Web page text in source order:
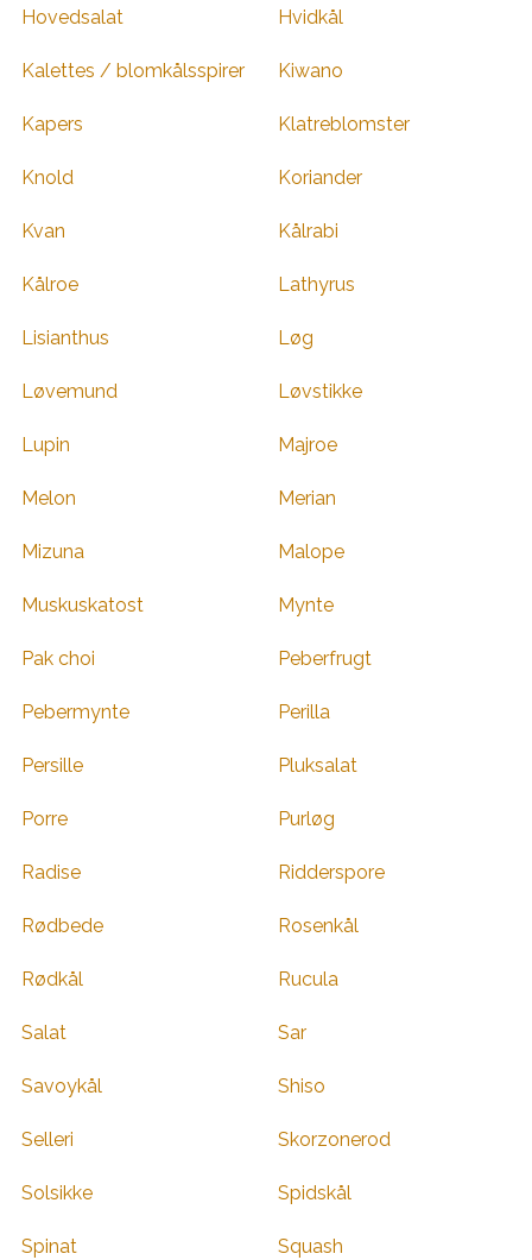
Hovedsalat Hvidkål
Kalettes / blomkålsspirer Kiwano
Kapers Klatreblomster
Knold Koriander
Kvan Kålrabi
Kålroe Lathyrus
Lisianthus Løg
Løvemund Løvstikke
Lupin Majroe
Melon Merian
Mizuna Malope
Muskuskatost Mynte
Pak choi Peberfrugt
Pebermynte Perilla
Persille Pluksalat
Porre Purløg
Radise Ridderspore
Rødbede Rosenkål
Rødkål Rucula
Salat Sar
Savoykål Shiso
Selleri Skorzonerod
Solsikke Spidskål
Spinat Squash